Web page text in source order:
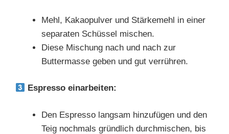
Mehl, Kakaopulver und Stärkemehl in einer
separaten Schüssel mischen.
Diese Mischung nach und nach zur
Buttermasse geben und gut verrühren.
Espresso einarbeiten:
Den Espresso langsam hinzufügen und den
Teig nochmals gründlich durchmischen, bis